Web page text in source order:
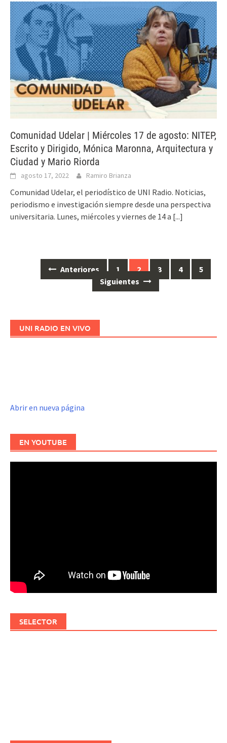
Comunidad Udelar | Miércoles 17 de agosto: NITEP,
Escrito y Dirigido, Mónica Maronna, Arquitectura y
Ciudad y Mario Riorda
agosto 17, 2022 Ramiro Brianza
Comunidad Udelar, el periodístico de UNI Radio. Noticias,
periodismo e investigación siempre desde una perspectiva
universitaria. Lunes, miércoles y viernes de 14 a [...]
Anteriores 1 2 3 4
5
Siguientes
UNI RADIO EN VIVO
Abrir en nueva página
EN YOUTUBE
SELECTOR